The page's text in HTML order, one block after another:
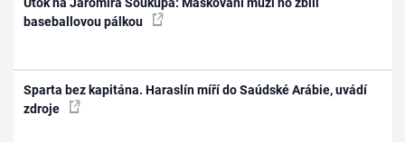
baseballovou pálkou
Sparta bez kapitána. Haraslín míří do Saúdské Arábie, uvádí
zdroje